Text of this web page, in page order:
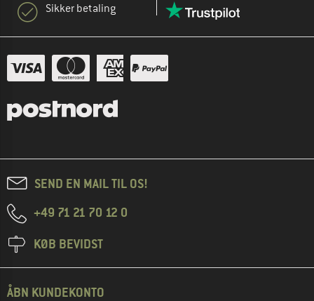
Sikker betaling
SEND EN MAIL TIL OS!
+49 71 21 70 12 0
KØB BEVIDST
ÅBN KUNDEKONTO